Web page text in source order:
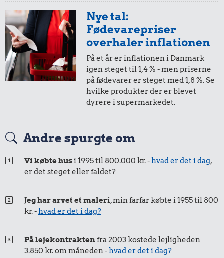
0,34 kr.
200 g
chokolade
0,13 kr.
Agurk 1 kg kartofler
Husholdningssprit
0,23 kr.
Franskbrød Hotdog
Nye tal:
Fødevarepriser
overhaler inflationen
På et år er inflationen i Danmark
igen steget til 1,4 % - men priserne
på fødevarer er steget med 1,8 %. Se
hvilke produkter der er blevet
dyrere i supermarkedet.
Andre spurgte om
Vi købte husi 1995 til 800.000 kr. -hvad er det i dag,
er det steget eller faldet?
Jeg har arvet et maleri, min farfar købte i 1955 til 800
kr. -hvad er det i dag?
På lejekontraktenfra 2003 kostede lejligheden
3.850 kr. om måneden -hvad er det i dag?